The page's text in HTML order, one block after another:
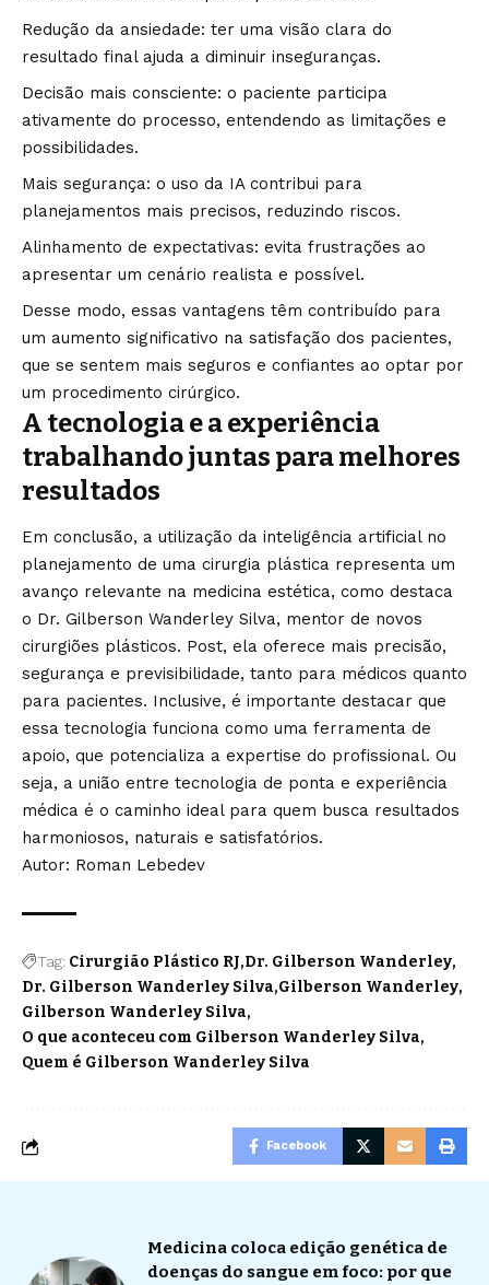
Redução da ansiedade: ter uma visão clara do
resultado final ajuda a diminuir inseguranças.
Decisão mais consciente: o paciente participa
ativamente do processo, entendendo as limitações e
possibilidades.
Mais segurança: o uso da IA contribui para
planejamentos mais precisos, reduzindo riscos.
Alinhamento de expectativas: evita frustrações ao
apresentar um cenário realista e possível.
Desse modo, essas vantagens têm contribuído para
um aumento significativo na satisfação dos pacientes,
que se sentem mais seguros e confiantes ao optar por
um procedimento cirúrgico.
A tecnologia e a experiência
trabalhando juntas para melhores
resultados
Em conclusão, a utilização da inteligência artificial no
planejamento de uma cirurgia plástica representa um
avanço relevante na medicina estética, como destaca
o Dr. Gilberson Wanderley Silva, mentor de novos
cirurgiões plásticos. Post, ela oferece mais precisão,
segurança e previsibilidade, tanto para médicos quanto
para pacientes. Inclusive, é importante destacar que
essa tecnologia funciona como uma ferramenta de
apoio, que potencializa a expertise do profissional. Ou
seja, a união entre tecnologia de ponta e experiência
médica é o caminho ideal para quem busca resultados
harmoniosos, naturais e satisfatórios.
Autor: Roman Lebedev
Tag: Cirurgião Plástico RJ Dr. Gilberson Wanderley
Dr. Gilberson Wanderley Silva Gilberson Wanderley
Gilberson Wanderley Silva
O que aconteceu com Gilberson Wanderley Silva
Quem é Gilberson Wanderley Silva
Facebook
Medicina coloca edição genética de
doenças do sangue em foco: por que